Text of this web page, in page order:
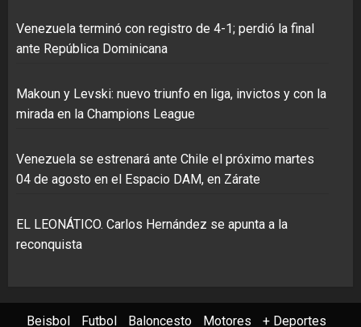
Venezuela terminó con registro de 4-1; perdió la final
ante República Dominicana
Makoun y Levski: nuevo triunfo en liga, invictos y con la
mirada en la Champions League
Venezuela se estrenará ante Chile el próximo martes
04 de agosto en el Espacio DAM, en Zárate
EL LEONÁTICO. Carlos Hernández se apunta a la
reconquista
Beisbol Futbol Baloncesto Motores + Deportes